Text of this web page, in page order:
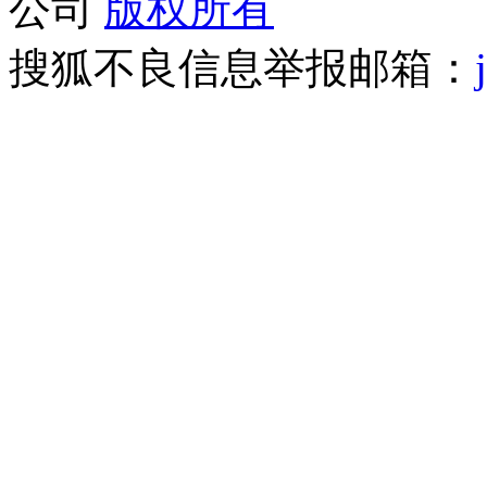
公司 版权所有
搜狐不良信息举报邮箱：